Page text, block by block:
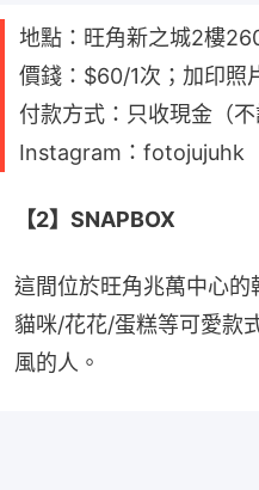
地點：旺角新之城2樓
價錢：$60/1次；加印照
付款方式：只收現金（不
Instagram：fotojujuhk
【2】SNAPBOX
這間位於旺角兆萬中心
貓咪/花花/蛋糕等可愛款
風的人。